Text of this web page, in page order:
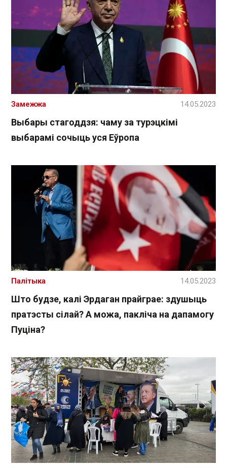
Выбары стагоддзя: чаму за турэцкімі
выбарамі сочыць уся Еўропа
Замежжа 14.05.2023
Што будзе, калі Эрдаган прайграе: здушыць
пратэсты сілай? А можа, пакліча на дапамогу
Пуціна?
Палітыка 14.05.2023